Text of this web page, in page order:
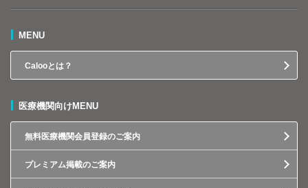
MENU
Calooとは？
医療機関向けMENU
無料医療機関会員登録のご案内
プレミアム掲載のご案内